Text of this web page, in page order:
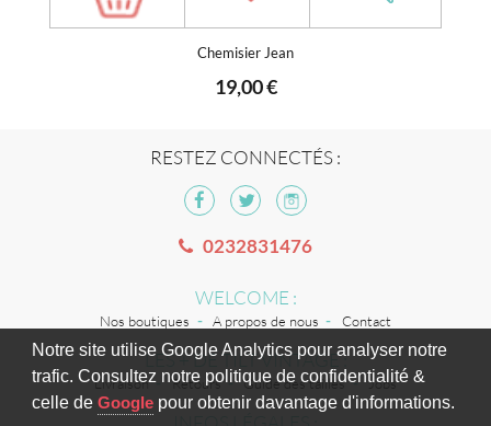
Notre site utilise Google Analytics pour analyser notre
trafic. Consultez notre politique de confidentialité &
celle de Googlepour obtenir davantage d'informations.
Chemisier Jean
19,00 €
RESTEZ CONNECTÉS :
0232831476
WELCOME :
Nos boutiques A propos de nous Contact
LES + DE TILT VINTAGE :
Livraison Retours Guide des tailles Jobs